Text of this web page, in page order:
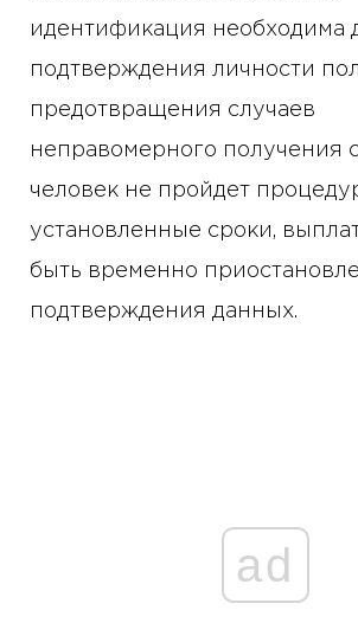
идентификация необходима
подтверждения личности
предотвращения случаев
неправомерного получения
человек не пройдет
установленные сроки,
быть временно
подтверждения данных.
ad